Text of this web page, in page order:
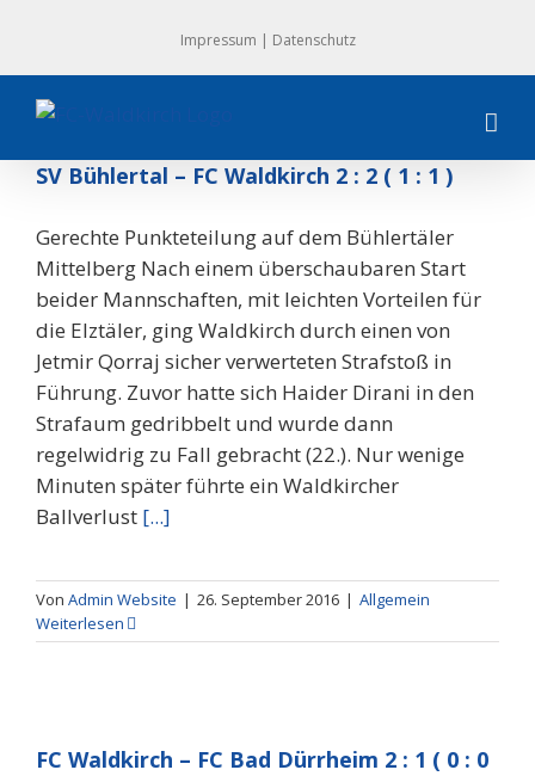
springen
Impressum | Datenschutz
SV Bühlertal – FC Waldkirch 2 : 2 ( 1 : 1 )
Gerechte Punkteteilung auf dem Bühlertäler
Mittelberg Nach einem überschaubaren Start
beider Mannschaften, mit leichten Vorteilen für
die Elztäler, ging Waldkirch durch einen von
Jetmir Qorraj sicher verwerteten Strafstoß in
Führung. Zuvor hatte sich Haider Dirani in den
Strafaum gedribbelt und wurde dann
regelwidrig zu Fall gebracht (22.). Nur wenige
Minuten später führte ein Waldkircher
Ballverlust [...]
Von Admin Website | 26. September 2016 | Allgemein
Weiterlesen
FC Waldkirch – FC Bad Dürrheim 2 : 1 ( 0 : 0